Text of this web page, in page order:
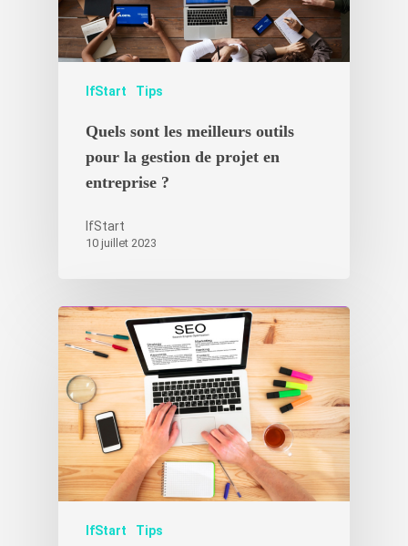
IfStart Tips
Quels sont les meilleurs outils
pour la gestion de projet en
entreprise ?
IfStart
10 juillet 2023
IfStart Tips